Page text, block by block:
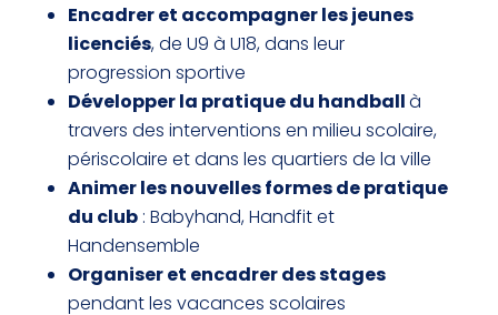
Encadrer et accompagner les jeunes
licenciés, de U9 à U18, dans leur
progression sportive
Développer la pratique du handballà
travers des interventions en milieu scolaire,
périscolaire et dans les quartiers de la ville
Animer les nouvelles formes de pratique
du club: Babyhand, Handfit et
Handensemble
Organiser et encadrer des stages
pendant les vacances scolaires